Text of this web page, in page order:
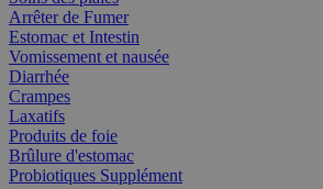
Arrêter de Fumer
Estomac et Intestin
Vomissement et nausée
Diarrhée
Crampes
Laxatifs
Produits de foie
Brûlure d'estomac
Probiotiques Supplément